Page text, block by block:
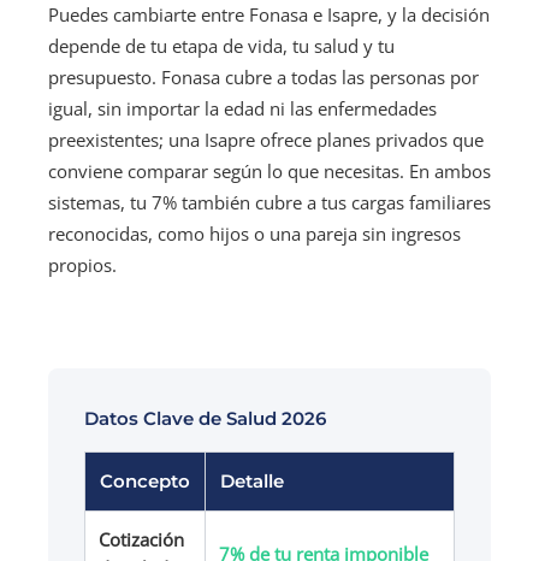
Puedes cambiarte entre Fonasa e Isapre, y la decisión
depende de tu etapa de vida, tu salud y tu
presupuesto. Fonasa cubre a todas las personas por
igual, sin importar la edad ni las enfermedades
preexistentes; una Isapre ofrece planes privados que
conviene comparar según lo que necesitas. En ambos
sistemas, tu 7% también cubre a tus cargas familiares
reconocidas, como hijos o una pareja sin ingresos
propios.
Datos Clave de Salud 2026
Concepto Detalle
Cotización
7% de tu renta imponible